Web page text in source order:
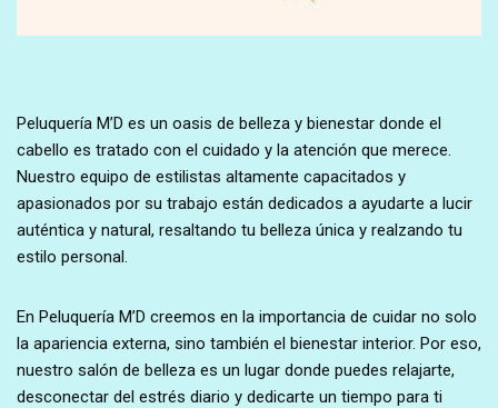
Peluquería M’D es un oasis de belleza y bienestar donde el
cabello es tratado con el cuidado y la atención que merece.
Nuestro equipo de estilistas altamente capacitados y
apasionados por su trabajo están dedicados a ayudarte a lucir
auténtica y natural, resaltando tu belleza única y realzando tu
estilo personal.
En Peluquería M’D creemos en la importancia de cuidar no solo
la apariencia externa, sino también el bienestar interior. Por eso,
nuestro salón de belleza es un lugar donde puedes relajarte,
desconectar del estrés diario y dedicarte un tiempo para ti